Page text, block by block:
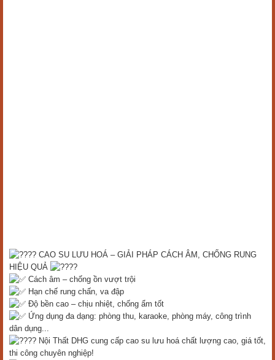
CAO SU LƯU HOÁ – GIẢI PHÁP CÁCH ÂM, CHỐNG RUNG
HIỆU QUẢ
Cách âm – chống ồn vượt trội
Hạn chế rung chấn, va đập
Độ bền cao – chịu nhiệt, chống ẩm tốt
Ứng dụng đa dạng: phòng thu, karaoke, phòng máy, công trình
dân dụng...
Nội Thất DHG cung cấp cao su lưu hoá chất lượng cao, giá tốt,
thi công chuyên nghiệp!